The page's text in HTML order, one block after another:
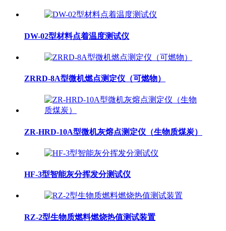
DW-02型材料点着温度测试仪
ZRRD-8A型微机燃点测定仪（可燃物）
ZR-HRD-10A型微机灰熔点测定仪（生物质煤炭）
HF-3型智能灰分挥发分测试仪
RZ-2型生物质燃料燃烧热值测试装置